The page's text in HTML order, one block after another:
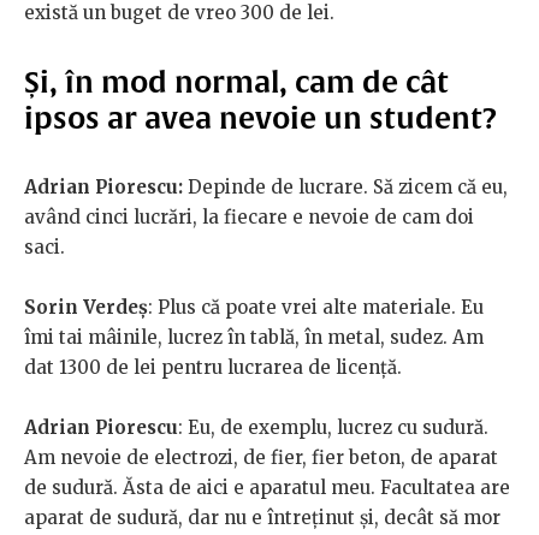
există un buget de vreo 300 de lei.
Și, în mod normal, cam de cât
ipsos ar avea nevoie un student?
Adrian Piorescu: Depinde de lucrare. Să zicem că eu,
având cinci lucrări, la fiecare e nevoie de cam doi
saci.
Sorin Verdeș: Plus că poate vrei alte materiale. Eu
îmi tai mâinile, lucrez în tablă, în metal, sudez. Am
dat 1300 de lei pentru lucrarea de licență.
Adrian Piorescu: Eu, de exemplu, lucrez cu sudură.
Am nevoie de electrozi, de fier, fier beton, de aparat
de sudură. Ăsta de aici e aparatul meu. Facultatea are
aparat de sudură, dar nu e întreținut și, decât să mor